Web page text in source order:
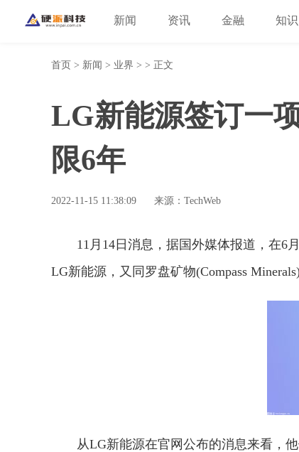
新闻 资讯 金融 知识
首页 > 新闻 > 业界 > > 正文
LG新能源签订一
限6年
2022-11-15 11:38:09 来源：TechWeb
11月14日消息，据国外媒体报道，在6
LG新能源，又同罗盘矿物(Compass
从LG新能源在官网公布的消息来看，